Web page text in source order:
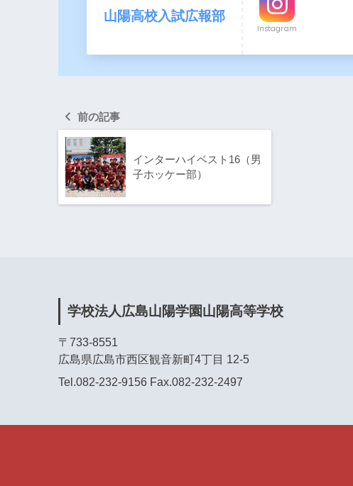
山陽高校入試広報部
Instagram
前の記事
インターハイベスト16（男
子ホッケー部）
学校法人広島山陽学園山陽高等学校
〒733-8551
広島県広島市西区観音新町4丁目 12-5
Tel.082-232-9156 Fax.082-232-2497